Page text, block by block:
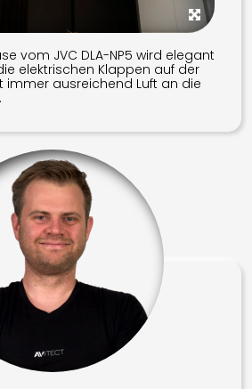
vom JVC DLA-NP5 wird elegant
elektrischen Klappen auf der
immer ausreichend Luft an die